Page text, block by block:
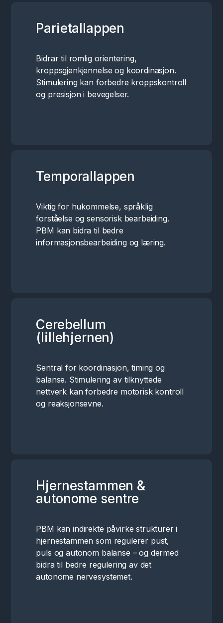
Parietallappen
Bidrar til romlig orientering,
kroppsgjenkjennelse og koordinasjon.
Stimulering kan forbedre kroppskontroll
og presisjon i bevegelser.
Temporallappen
Viktig for hukommelse, språklig
forståelse og sensorisk bearbeiding.
PBM kan bidra til bedre
informasjonsbearbeiding og læring.
Cerebellum
(lillehjernen)
Sentral for koordinasjon, timing og
balanse. Stimulering av tilknyttede
nettverk kan forbedre motorisk kontroll
og reaksjonsevne.
Hjernestammen &
autonome sentre
PBM kan indirekte påvirke strukturer i
hjernestammen som regulerer pust,
puls og autonom balanse – og dermed
bidra til bedre regulering av det
autonome nervesystemet.